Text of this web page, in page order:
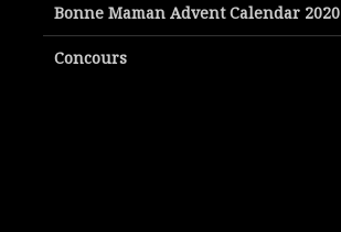
Bonne Maman Advent Calendar 2020
Concours